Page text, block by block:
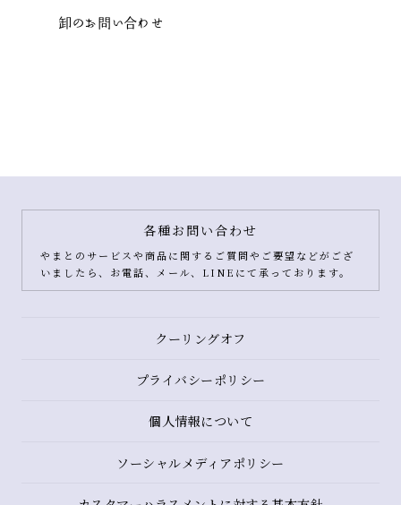
卸のお問い合わせ
各種お問い合わせ
やまとのサービスや商品に関するご質問やご要望などがござ
いましたら、お電話、メール、LINEにて承っております。
クーリングオフ
プライバシーポリシー
個人情報について
ソーシャルメディアポリシー